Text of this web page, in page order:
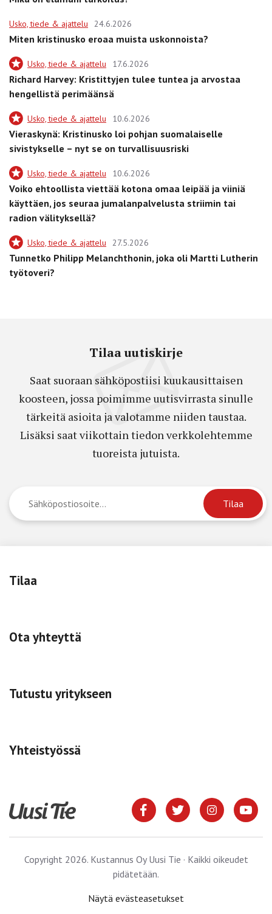
Usko, tiede & ajattelu 24.6.2026
Miten kristinusko eroaa muista uskonnoista?
Usko, tiede & ajattelu 17.6.2026
Richard Harvey: Kristittyjen tulee tuntea ja arvostaa
hengellistä perimäänsä
Usko, tiede & ajattelu 10.6.2026
Vieraskynä: Kristinusko loi pohjan suomalaiselle
sivistykselle – nyt se on turvallisuusriski
Usko, tiede & ajattelu 10.6.2026
Voiko ehtoollista viettää kotona omaa leipää ja viiniä
käyttäen, jos seuraa jumalanpalvelusta striimin tai
radion välityksellä?
Usko, tiede & ajattelu 27.5.2026
Tunnetko Philipp Melanchthonin, joka oli Martti Lutherin
työtoveri?
Tilaa uutiskirje
Saat suoraan sähköpostiisi kuukausittaisen
koosteen, jossa poimimme uutisvirrasta sinulle
tärkeitä asioita ja valotamme niiden taustaa.
Lisäksi saat viikottain tiedon verkkolehtemme
tuoreista jutuista.
Tilaa
Ota yhteyttä
Tutustu yritykseen
Yhteistyössä
Copyright 2026. Kustannus Oy Uusi Tie · Kaikki oikeudet
pidätetään.
Näytä evästeasetukset